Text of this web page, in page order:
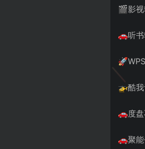
🎬影
🚗听
🚁酷
🚗度
🚗聚